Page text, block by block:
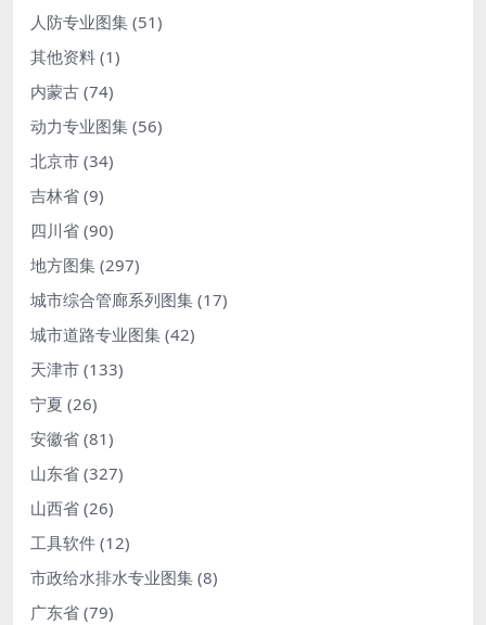
人防专业图集 (51)
其他资料 (1)
内蒙古 (74)
动力专业图集 (56)
北京市 (34)
吉林省 (9)
四川省 (90)
地方图集 (297)
城市综合管廊系列图集 (17)
城市道路专业图集 (42)
天津市 (133)
宁夏 (26)
安徽省 (81)
山东省 (327)
山西省 (26)
工具软件 (12)
市政给水排水专业图集 (8)
广东省 (79)